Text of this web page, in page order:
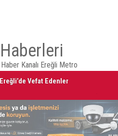
Kanalı Ereğli Metro
Vefat Edenler
Voleybolcuların Antrenmanını İzledi